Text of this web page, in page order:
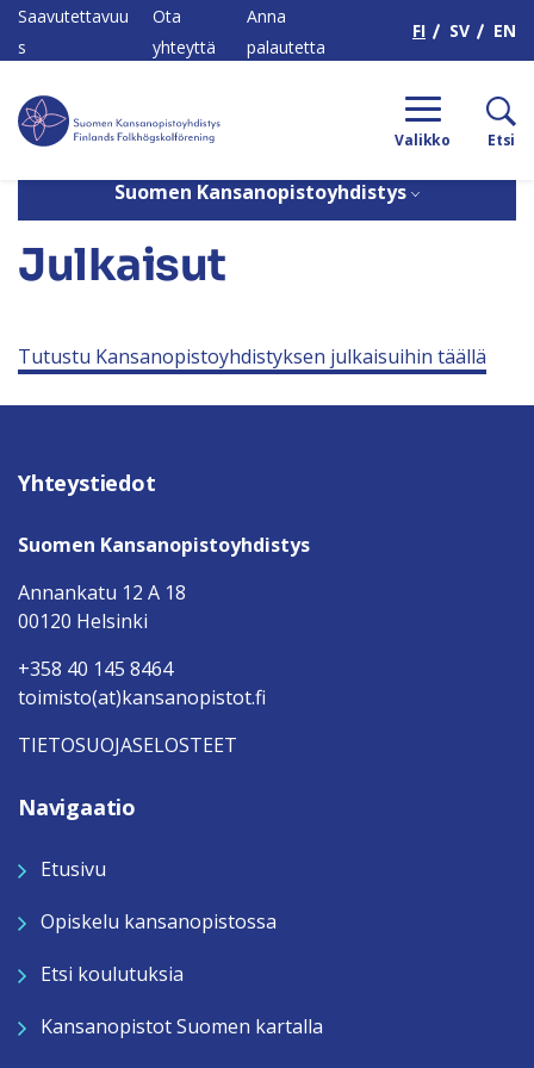
Saavutettavuu
s
Ota
yhteyttä
Anna
palautetta
FI SV EN
Valikko Etsi
Suomen Kansanopistoyhdistys Kehitämme
Suomen Kansanopistoyhdistys
Julkaisut
Tutustu Kansanopistoyhdistyksen julkaisuihin täällä
Yhteystiedot
Suomen Kansanopistoyhdistys
Annankatu 12 A 18
00120 Helsinki
+358 40 145 8464
toimisto(at)kansanopistot.fi
TIETOSUOJASELOSTEET
Navigaatio
Etusivu
Opiskelu kansanopistossa
Etsi koulutuksia
Kansanopistot Suomen kartalla